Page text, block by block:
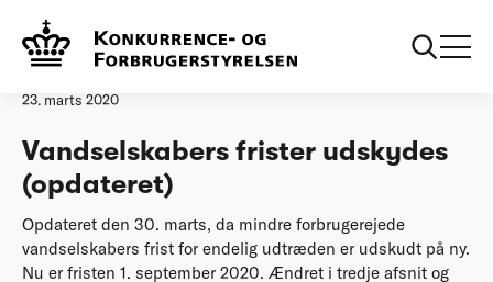
Forside
23. marts 2020
Vandselskabers frister udskydes
(opdateret)
Opdateret den 30. marts, da mindre forbrugerejede
vandselskabers frist for endelig udtræden er udskudt på ny.
Nu er fristen 1. september 2020. Ændret i tredje afsnit og